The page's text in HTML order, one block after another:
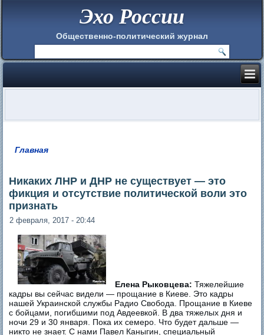
Эхо России
Общественно-политический журнал
Главная
Никаких ЛНР и ДНР не существует — это
фикция и отсутствие политической воли это
признать
2 февраля, 2017 - 20:44
Елена Рыковцева: Тяжелейшие
кадры вы сейчас видели — прощание в Киеве. Это кадры
нашей Украинской службы Радио Свобода. Прощание в Киеве
с бойцами, погибшими под Авдеевкой. В два тяжелых дня и
ночи 29 и 30 января. Пока их семеро. Что будет дальше —
никто не знает. С нами Павел Каныгин, специальный